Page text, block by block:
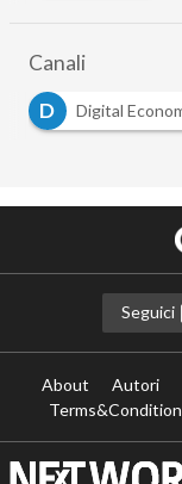
Canali
D
Digital
Seguici
About Autori